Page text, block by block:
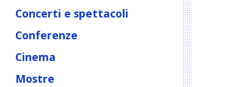
Concerti e spettacoli
Conferenze
Cinema
Mostre